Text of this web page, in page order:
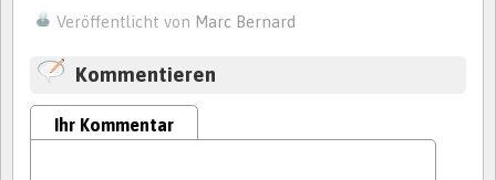
Veröffentlicht von Marc Bernard
Kommentieren
Ihr Kommentar